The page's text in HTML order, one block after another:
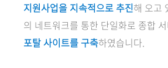
지원사업을 지속적으로 추진해 오고
의 네트워크를 통한 단일화로 종합
포탈 사이트를 구축하였습니다.